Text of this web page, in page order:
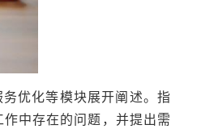
优化等模块展开阐述。指
中存在的问题，并提出需